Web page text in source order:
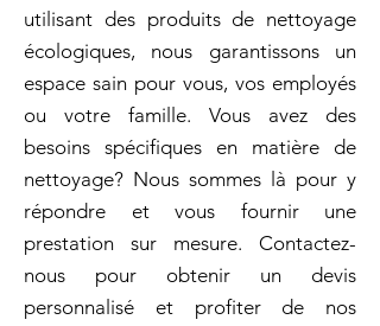
utilisant des produits de nettoyage
écologiques, nous garantissons un
espace sain pour vous, vos employés
ou votre famille. Vous avez des
besoins spécifiques en matière de
nettoyage? Nous sommes là pour y
répondre et vous fournir une
prestation sur mesure. Contactez-
nous pour obtenir un devis
personnalisé et profiter de nos